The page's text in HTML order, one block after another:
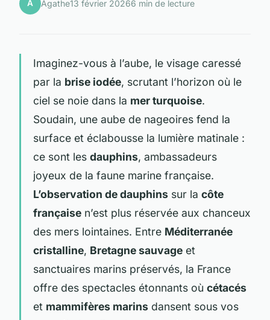
A Agathe13 février 20266 min de lecture
Imaginez-vous à l’aube, le visage caressé
par la brise iodée, scrutant l’horizon où le
ciel se noie dans la mer turquoise.
Soudain, une aube de nageoires fend la
surface et éclabousse la lumière matinale :
ce sont les dauphins, ambassadeurs
joyeux de la faune marine française.
L’observation de dauphins sur la côte
française n’est plus réservée aux chanceux
des mers lointaines. Entre Méditerranée
cristalline, Bretagne sauvage et
sanctuaires marins préservés, la France
offre des spectacles étonnants où cétacés
et mammifères marins dansent sous vos